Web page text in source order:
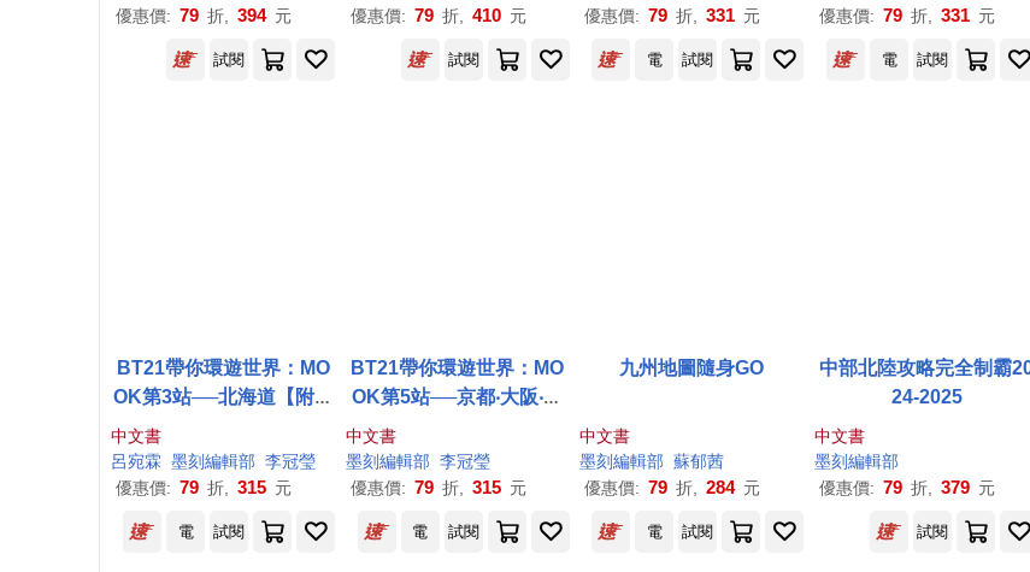
優惠價: 79 折, 394 元
優惠價: 79 折, 410 元
自由行
優惠價: 79 折, 331 元
最強火車指南
優惠價: 79 折, 331 元
試閱 試閱 電 試閱 電 試閱
BT21帶你環遊世界：MO
OK第3站──北海道【附獨
中文書
呂宛霖 墨刻編輯部 李冠瑩
優惠價: 79 折, 315 元
BT21帶你環遊世界：MO
OK第5站──京都‧大阪‧神
戶【附獨家贈品】
中文書
墨刻編輯部 李冠瑩
優惠價: 79 折, 315 元
九州地圖隨身GO
中文書
墨刻編輯部 蘇郁茜
優惠價: 79 折, 284 元
中部北陸攻略完全制霸
24-2025
中文書
墨刻編輯部
優惠價: 79 折, 379 元
電 試閱 電 試閱 電 試閱 試閱